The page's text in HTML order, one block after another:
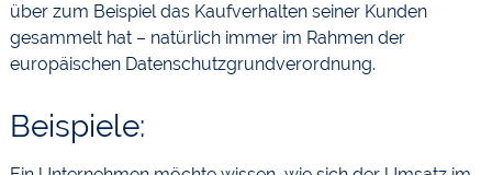
über zum Beispiel das Kaufverhalten seiner Kunden
gesammelt hat – natürlich immer im Rahmen der
europäischen Datenschutzgrundverordnung.
Beispiele: